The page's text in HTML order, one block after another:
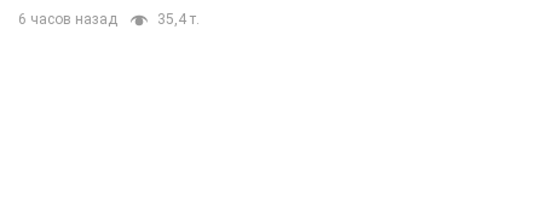
6 часов назад 35,4 т.